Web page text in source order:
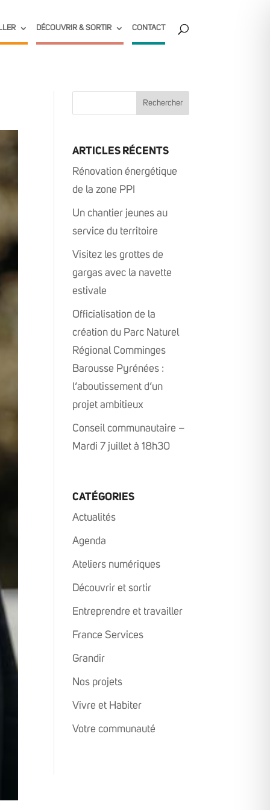
DÉCOUVRIR & SORTIR CONTACT
ARTICLES RÉCENTS
Rénovation énergétique
de la zone PPI
Un chantier jeunes au
service du territoire
Visitez les grottes de
gargas avec la navette
estivale
Officialisation de la
création du Parc Naturel
Régional Comminges
Barousse Pyrénées :
l’aboutissement d’un
projet ambitieux
Conseil communautaire –
Mardi 7 juillet à 18h30
CATÉGORIES
Actualités
Agenda
Ateliers numériques
Découvrir et sortir
Entreprendre et travailler
France Services
Grandir
Nos projets
Vivre et Habiter
Votre communauté